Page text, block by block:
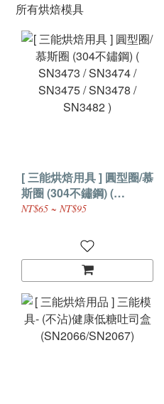
所有烘焙模具
[ 三能烘焙用具 ] 圓型圈/慕
斯圈 (304不鏽鋼) (
SN3473 / SN3474 /
NT$65 ~ NT$95